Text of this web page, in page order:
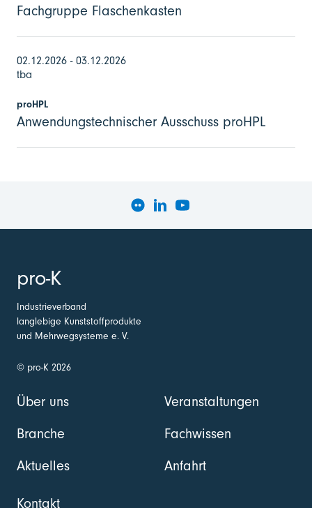
Fachgruppe Flaschenkasten
02.12.2026 - 03.12.2026
tba
proHPL
Anwendungstechnischer Ausschuss proHPL
pro-K
Industrieverband
langlebige Kunststoffprodukte
und Mehrwegsysteme e. V.
© pro-K 2026
Über uns
Branche
Aktuelles
Veranstaltungen
Fachwissen
Anfahrt
Kontakt